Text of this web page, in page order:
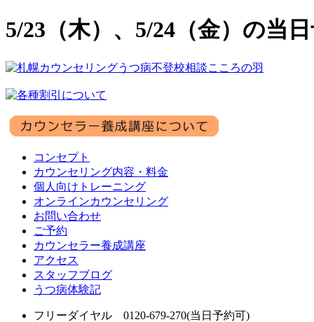
5/23（木）、5/24（金）の当
コンセプト
カウンセリング内容・料金
個人向けトレーニング
オンラインカウンセリング
お問い合わせ
ご予約
カウンセラー養成講座
アクセス
スタッフブログ
うつ病体験記
フリーダイヤル 0120-679-270(当日予約可)